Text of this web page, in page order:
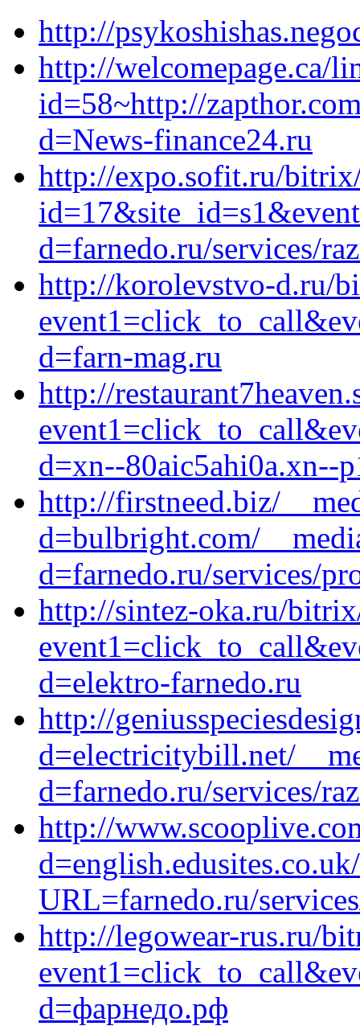
http://
http://welcomepage.ca/
id=58~http://
d=News-finance24.ru
http://expo.sofit.ru/
d=farnedo.ru/services/
http://korolevstvo-d.ru/
d=farn-mag.ru
http://
d=xn--80aic5ahi0a.xn--
http://firstneed.biz/
d=bulbright.com/
d=farnedo.ru/services/
http://sintez-oka.ru/
d=elektro-farnedo.ru
http://
d=electricitybill.net/
d=farnedo.ru/services/
http://
URL=farnedo.ru/
http://legowear-rus.ru/
d=фарнедо.рф